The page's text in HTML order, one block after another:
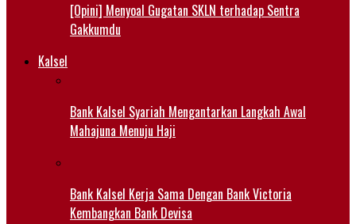
[Opini] Menyoal Gugatan SKLN terhadap Sentra
Gakkumdu
Kalsel
Bank Kalsel Syariah Mengantarkan Langkah Awal
Mahajuna Menuju Haji
Bank Kalsel Kerja Sama Dengan Bank Victoria
Kembangkan Bank Devisa